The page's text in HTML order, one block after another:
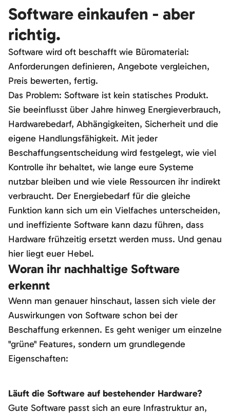
Software einkaufen - aber
richtig.
Software wird oft beschafft wie Büromaterial:
Anforderungen definieren, Angebote vergleichen,
Preis bewerten, fertig.
Das Problem: Software ist kein statisches Produkt.
Sie beeinflusst über Jahre hinweg Energieverbrauch,
Hardwarebedarf, Abhängigkeiten, Sicherheit und die
eigene Handlungsfähigkeit. Mit jeder
Beschaffungsentscheidung wird festgelegt, wie viel
Kontrolle ihr behaltet, wie lange eure Systeme
nutzbar bleiben und wie viele Ressourcen ihr indirekt
verbraucht. Der Energiebedarf für die gleiche
Funktion kann sich um ein Vielfaches unterscheiden,
und ineffiziente Software kann dazu führen, dass
Hardware frühzeitig ersetzt werden muss. Und genau
hier liegt euer Hebel.
Woran ihr nachhaltige Software
erkennt
Wenn man genauer hinschaut, lassen sich viele der
Auswirkungen von Software schon bei der
Beschaffung erkennen. Es geht weniger um einzelne
"grüne" Features, sondern um grundlegende
Eigenschaften:
Läuft die Software auf bestehender Hardware?
Gute Software passt sich an eure Infrastruktur an,